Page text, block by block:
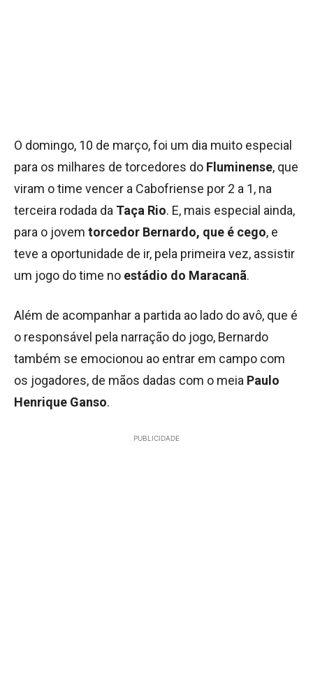
O domingo, 10 de março, foi um dia muito especial
para os milhares de torcedores do Fluminense, que
viram o time vencer a Cabofriense por 2 a 1, na
terceira rodada da Taça Rio. E, mais especial ainda,
para o jovem torcedor Bernardo, que é cego, e
teve a oportunidade de ir, pela primeira vez, assistir
um jogo do time no estádio do Maracanã.
Além de acompanhar a partida ao lado do avô, que é
o responsável pela narração do jogo, Bernardo
também se emocionou ao entrar em campo com
os jogadores, de mãos dadas com o meia Paulo
Henrique Ganso.
PUBLICIDADE